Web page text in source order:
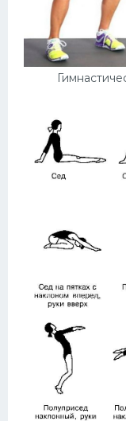
Футбол
Баскетбол
Хоккей
Конькобежный
Тренажеры